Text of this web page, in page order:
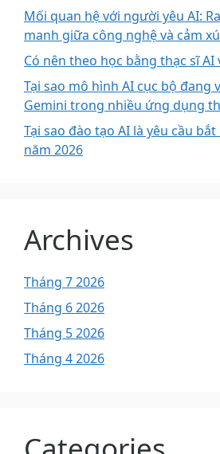
Mối quan hệ với người yêu AI:
manh giữa công nghệ và cảm
Có nên theo học bằng thạc sĩ AI
Tại sao mô hình AI cục bộ đang
Gemini trong nhiều ứng dụng
Tại sao đào tạo AI là yêu cầu
năm 2026
Archives
Tháng 7 2026
Tháng 6 2026
Tháng 5 2026
Tháng 4 2026